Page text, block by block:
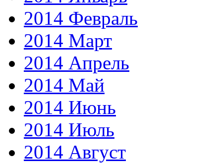
2014 Февраль
2014 Март
2014 Апрель
2014 Май
2014 Июнь
2014 Июль
2014 Август